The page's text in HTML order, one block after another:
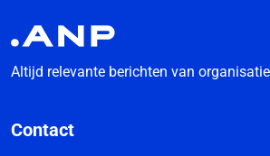
Altijd relevante berichten van
Contact